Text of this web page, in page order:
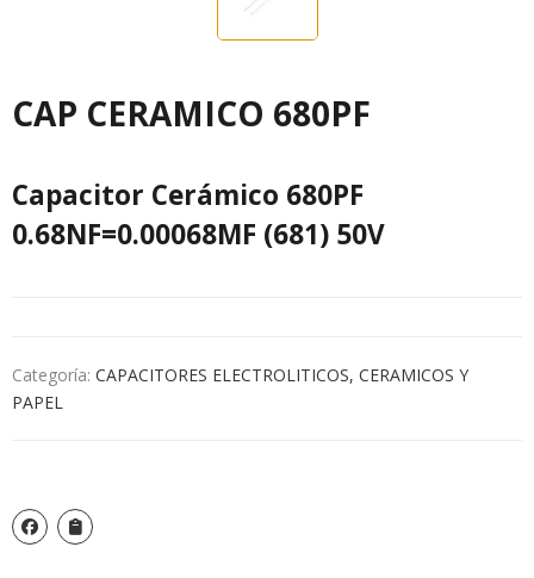
CAP CERAMICO 680PF
Capacitor Cerámico 680PF
0.68NF=0.00068MF (681) 50V
Categoría: CAPACITORES ELECTROLITICOS, CERAMICOS Y
PAPEL